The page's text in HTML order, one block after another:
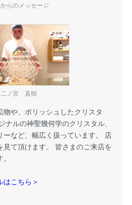
らのメッセージ
二ノ宮 直樹
や、ポリッシュしたクリスタ
ナルの神聖幾何学のクリスタル、
ーなど、幅広く扱っています。 店
て頂けます。 皆さまのご来店を
はこちら＞